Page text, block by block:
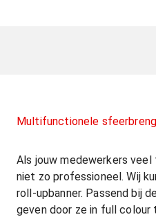
Multifunctionele
Als jouw medewerkers
niet zo professioneel. Wij
roll-upbanner. Passend bij
geven door ze in full colour